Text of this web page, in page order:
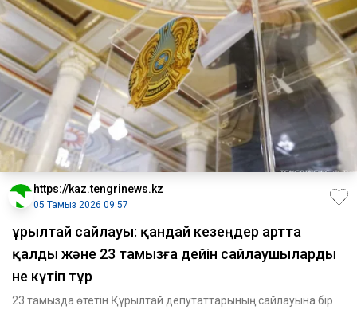
https://kaz.tengrinews.kz
05 Тамыз 2026 09:57
Құрылтай сайлауы: қандай кезеңдер артта
қалды және 23 тамызға дейін сайлаушыларды
не күтіп тұр
23 тамызда өтетін Құрылтай депутаттарының сайлауына бір